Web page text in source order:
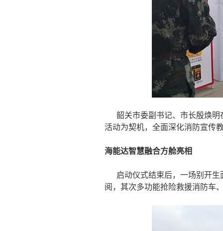
韶关市委副书记、市长殷焕明
活动为契机，全面深化消防宣传
海能达智慧融合方舱亮相
启动仪式结束后，一场别开
阅，其次多功能抢险救援消防车